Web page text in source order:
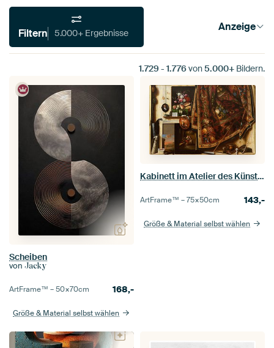
Filtern 5.000+ Ergebnisse Anzeige
1.729 - 1.776von5.000+ Bildern.
Scheiben
von Jacky
ArtFrame™ –50×70cm 168,-
Größe & Material selbst wählen
Kabinett im Atelier des Künstlers - Cornelius Norbertus Gijsbrechts
ArtFrame™ –75×50cm 143,-
Größe & Material selbst wählen